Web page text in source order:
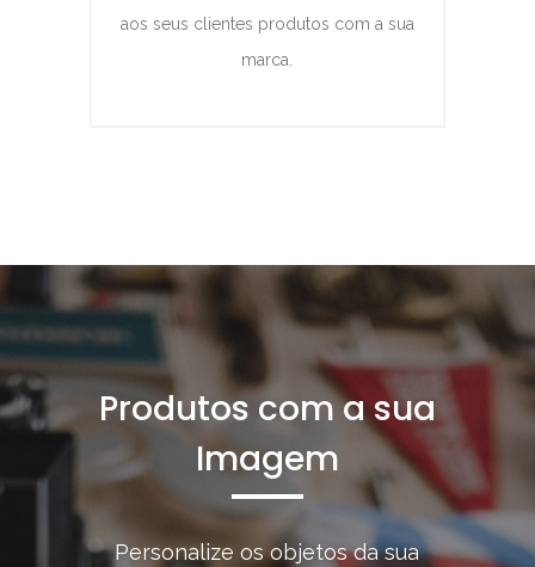
aos seus clientes produtos com a sua
marca.
Produtos com a sua
Imagem
Personalize os objetos da sua